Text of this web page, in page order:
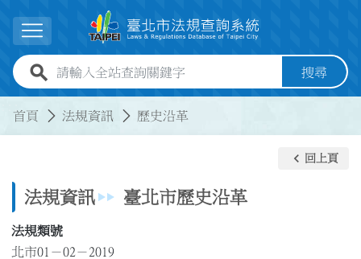
展開選單
全站查詢關鍵字欄位 搜尋
首頁 法規資訊 歷史沿革
法規資訊 臺北市歷史沿革
keyboard_arrow_left 回上頁
法規類號
北市01－02－2019